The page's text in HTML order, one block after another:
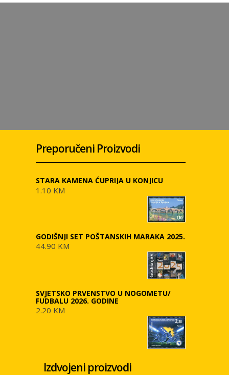
Preporučeni Proizvodi
STARA KAMENA ĆUPRIJA U KONJICU
1.10 KM
GODIŠNJI SET POŠTANSKIH MARAKA 2025.
44.90 KM
SVJETSKO PRVENSTVO U NOGOMETU/
FUDBALU 2026. GODINE
2.20 KM
Izdvojeni proizvodi